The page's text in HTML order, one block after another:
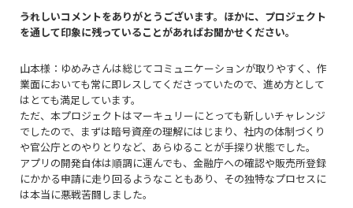
――うれしいコメントをありがとうございます。ほかに、プロジェクト
を通して印象に残っていることがあればお聞かせください。
山本様：ゆめみさんは総じてコミュニケーションが取りやすく、作
業面においても常に即レスしてくださっていたので、進め方として
はとても満足しています。
ただ、本プロジェクトはマーキュリーにとっても新しいチャレンジ
でしたので、まずは暗号資産の理解にはじまり、社内の体制づくり
や官公庁とのやりとりなど、あらゆることが手探り状態でした。
アプリの開発自体は順調に運んでも、金融庁への確認や販売所登録
にかかる申請に走り回るようなこともあり、その独特なプロセスに
は本当に悪戦苦闘しました。